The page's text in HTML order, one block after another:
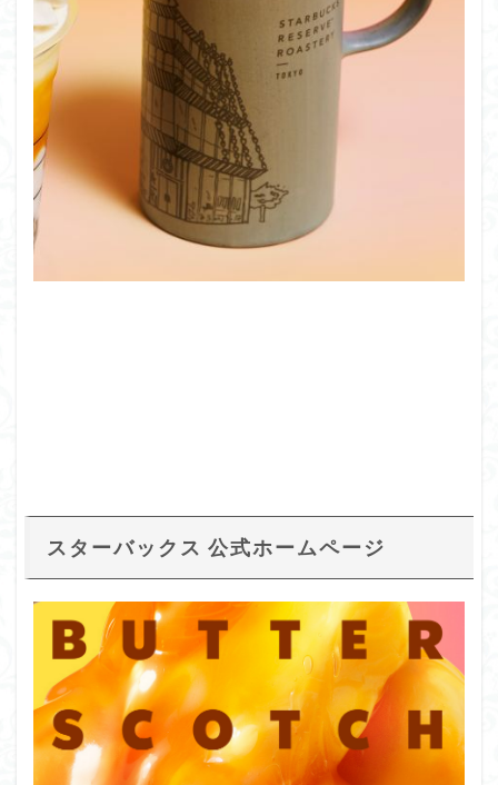
スターバックス 公式ホームページ